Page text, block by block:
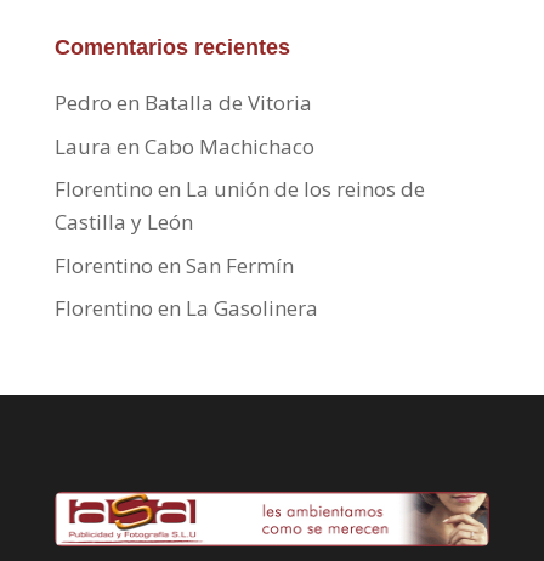
Comentarios recientes
Pedro en Batalla de Vitoria
Laura en Cabo Machichaco
Florentino en La unión de los reinos de
Castilla y León
Florentino en San Fermín
Florentino en La Gasolinera